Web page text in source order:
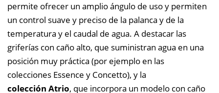
permite ofrecer un amplio ángulo de uso y permiten
un control suave y preciso de la palanca y de la
temperatura y el caudal de agua. A destacar las
griferías con caño alto, que suministran agua en una
posición muy práctica (por ejemplo en las
colecciones Essence y Concetto), y la
colección Atrio, que incorpora un modelo con caño